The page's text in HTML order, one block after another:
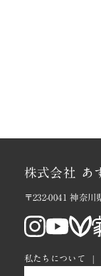
株式会社 あ
〒232-0041 神奈川
私たちについて